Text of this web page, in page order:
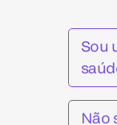
Sou
Não